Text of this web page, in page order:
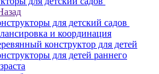
для детский садов
и координация
конструктор для детей
для детей раннего